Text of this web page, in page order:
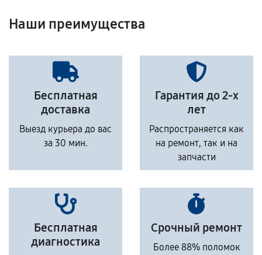
Наши преимущества
Бесплатная
доставка
Выезд курьера до вас
за 30 мин.
Гарантия до 2-х
лет
Распространяется как
на ремонт, так и на
запчасти
Бесплатная
диагностика
Срочный ремонт
Более 88% поломок